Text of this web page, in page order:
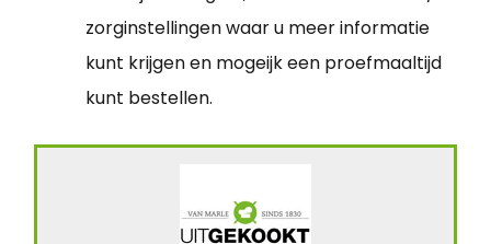
zorginstellingen waar u meer informatie
kunt krijgen en mogeijk een proefmaaltijd
kunt bestellen.